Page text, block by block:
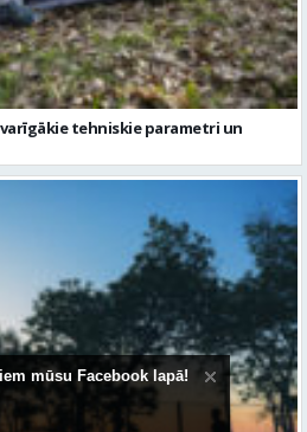
tehniskie parametri un
mūsu Facebook lapā!